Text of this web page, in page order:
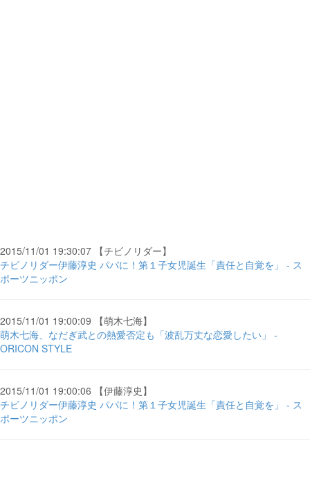
2015/11/01 19:30:07 【チビノリダー】
チビノリダー伊藤淳史 パパに！第１子女児誕生「責任と自覚を」 - ス
ポーツニッポン
2015/11/01 19:00:09 【萌木七海】
萌木七海、なだぎ武との熱愛否定も「波乱万丈な恋愛したい」 -
ORICON STYLE
2015/11/01 19:00:06 【伊藤淳史】
チビノリダー伊藤淳史 パパに！第１子女児誕生「責任と自覚を」 - ス
ポーツニッポン